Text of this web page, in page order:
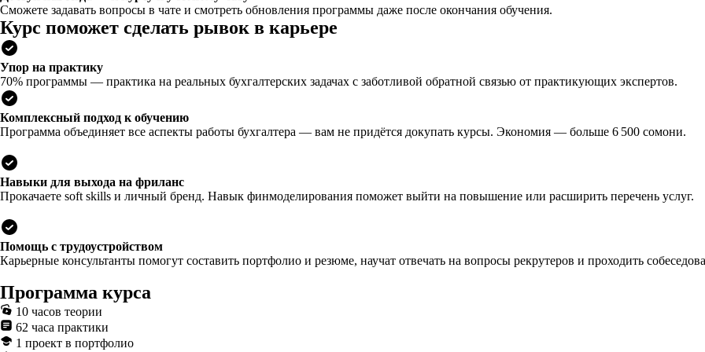
Сможете задавать вопросы в чате и смотреть обновления программы даже после окончания обучения.
Курс поможет сделать рывок в карьере
Упор на практику
70% программы — практика на реальных бухгалтерских задачах с заботливой обратной связью от практикующих экспертов.
Комплексный подход к обучению
Программа объединяет все аспекты работы бухгалтера — вам не придётся докупать курсы. Экономия — больше 6 500 сомони.
Навыки для выхода на фриланс
Прокачаете soft skills и личный бренд. Навык финмоделирования поможет выйти на повышение или расширить перечень услуг.
Помощь с трудоустройством
Карьерные консультанты помогут составить портфолио и резюме, научат отвечать на вопросы рекрутеров и проходить
Программа курса
10 часов теории
62 часа практики
1 проект в портфолио